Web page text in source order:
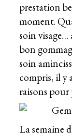
prestation
moment.
soin visage…
bon
soin
compris, il y
raisons pour
La semaine